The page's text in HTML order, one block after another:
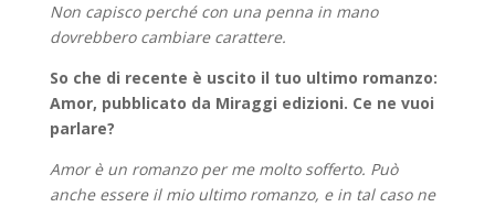
Non capisco perché con una penna in mano
dovrebbero cambiare carattere.
So che di recente è uscito il tuo ultimo romanzo:
Amor, pubblicato da Miraggi edizioni. Ce ne vuoi
parlare?
Amor è un romanzo per me molto sofferto. Può
anche essere il mio ultimo romanzo, e in tal caso ne